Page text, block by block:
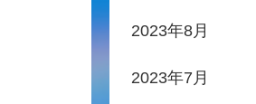
2023年8月
2023年7月